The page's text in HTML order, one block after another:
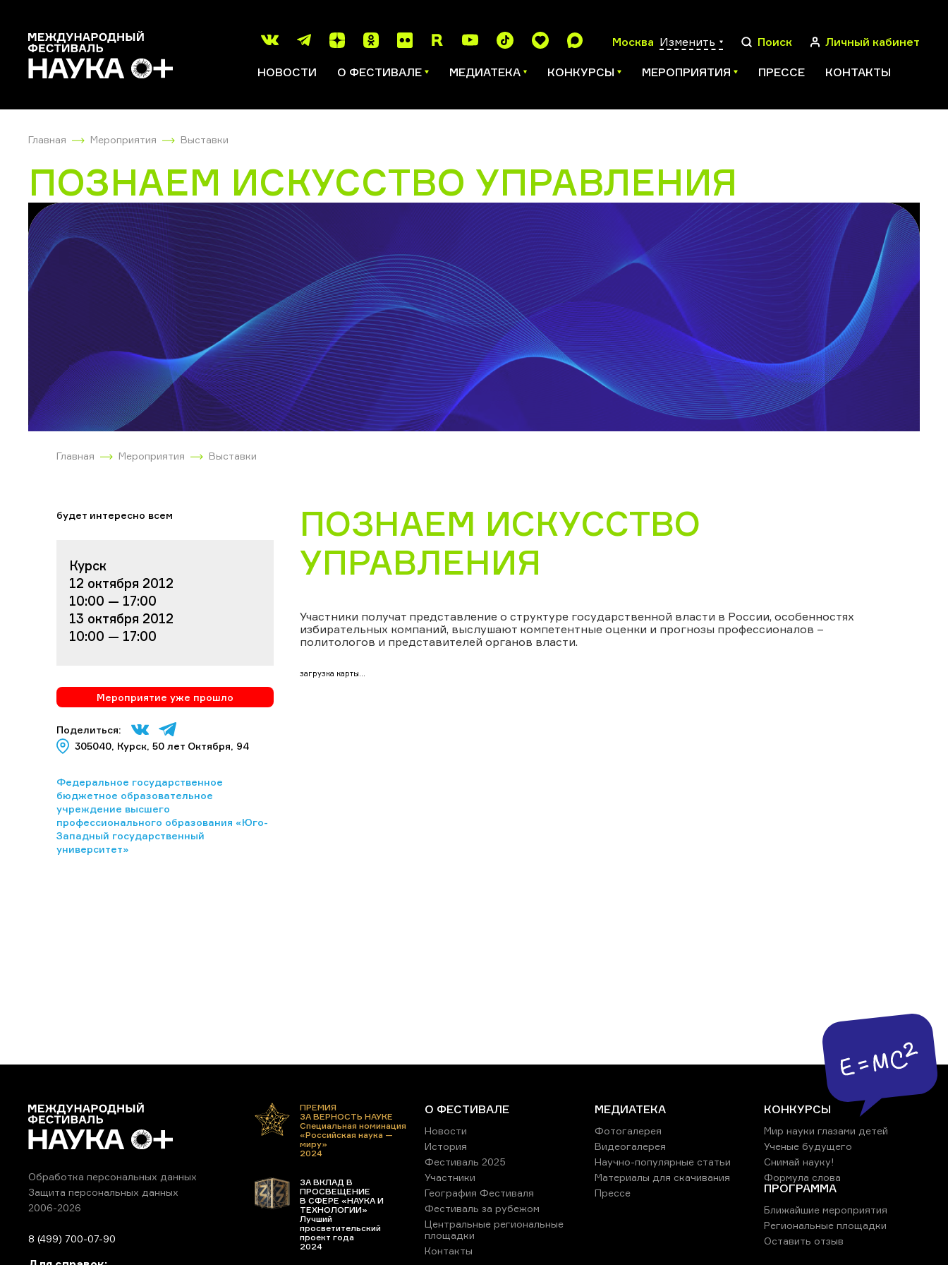
Москва Изменить Поиск Личный кабинет
НОВОСТИ О ФЕСТИВАЛЕ МЕДИАТЕКА КОНКУРСЫ МЕРОПРИЯТИЯ ПРЕССЕ КОНТАКТЫ
Главная Мероприятия Выставки
ПОЗНАЕМ ИСКУССТВО УПРАВЛЕНИЯ
Главная Мероприятия Выставки
будет интересно всем
Курск
12 октября 2012
10:00 — 17:00
13 октября 2012
10:00 — 17:00
Мероприятие уже прошло
Поделиться:
305040, Курск, 50 лет Октября, 94
Федеральное государственное
бюджетное образовательное
учреждение высшего
профессионального образования «Юго-
Западный государственный
университет»
ПОЗНАЕМ ИСКУССТВО
УПРАВЛЕНИЯ
Участники получат представление о структуре государственной власти в России, особенностях
избирательных компаний, выслушают компетентные оценки и прогнозы профессионалов –
политологов и представителей органов власти.
загрузка карты...
Обработка персональных данных
Защита персональных данных
2006-2026
8 (499) 700-07-90
ПРЕМИЯ
ЗА ВЕРНОСТЬ НАУКЕ
Специальная номинация
«Российская наука —
миру»
2024
ЗА ВКЛАД В
ПРОСВЕЩЕНИЕ
В СФЕРЕ «НАУКА И
ТЕХНОЛОГИИ»
Лучший
просветительский
проект года
2024
О ФЕСТИВАЛЕ
Новости
История
Фестиваль 2025
Участники
География Фестиваля
Фестиваль за рубежом
Центральные региональные
площадки
Контакты
МЕДИАТЕКА
Фотогалерея
Видеогалерея
Научно-популярные статьи
Материалы для скачивания
Прессе
КОНКУРСЫ
Мир науки глазами детей
Ученые будущего
Снимай науку!
Формула слова
ПРОГРАММА
Ближайшие мероприятия
Региональные площадки
Оставить отзыв